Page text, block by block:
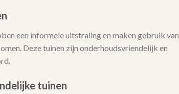
een informele uitstraling en maken gebruik van
Deze tuinen zijn onderhoudsvriendelijk en
tuinen